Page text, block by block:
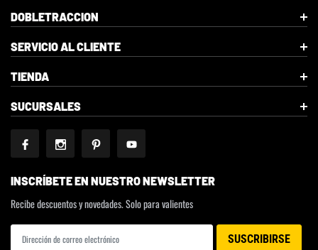
DOBLETRACCION
SERVICIO AL CLIENTE
TIENDA
SUCURSALES
INSCRÍBETE EN NUESTRO NEWSLETTER
Recibe descuentos y novedades. Solo para valientes